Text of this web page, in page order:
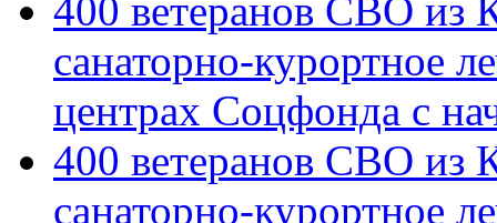
400 ветеранов СВО из
санаторно-курортное
центрах Соцфонда с
400 ветеранов СВО из
санаторно-курортное